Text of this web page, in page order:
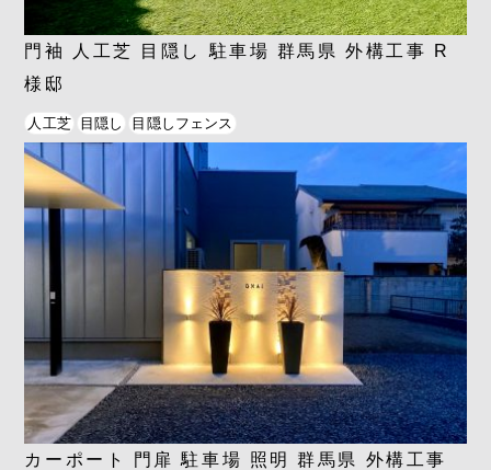
門袖 人工芝 目隠し 駐車場 群馬県 外構工事 R
様邸
人工芝 目隠し 目隠しフェンス
カーポート 門扉 駐車場 照明 群馬県 外構工事